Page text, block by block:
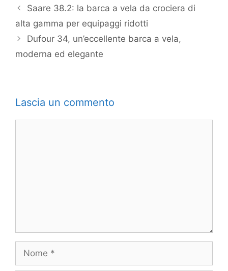
Saare 38.2: la barca a vela da crociera di
alta gamma per equipaggi ridotti
Dufour 34, un’eccellente barca a vela,
moderna ed elegante
Lascia un commento